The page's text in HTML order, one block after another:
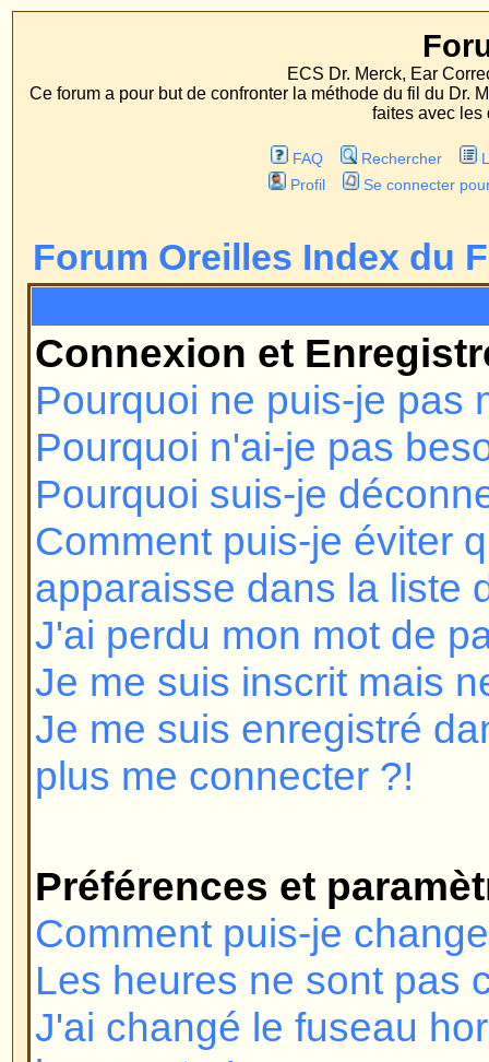
Forum
ECS Dr. Merck, Ear Correction System,
Ce forum a pour but de confronter la méthode du fil du Dr. Merck aux
faites avec les deux procédés
Liste des Membres
Forum Oreilles Index du Forum
Connexion et Enregistrement
Pourquoi n'ai-je pas besoin de
Pourquoi suis-je déconnecté
Comment puis-je éviter que
apparaisse dans la liste des
J'ai perdu mon mot de passe !
Je me suis inscrit mais ne peux
Je me suis enregistré dans le
plus me connecter ?!
Préférences et paramètres
Comment puis-je changer mes
Les heures ne sont pas
J'ai changé le fuseau horaire et
Ma langue n'est pas dans la liste
Comment puis-je montrer une
mon nom d'utilisateur ?
Comment puis-je changer mon
Lorsque je clique sur le lien e-
me demande de me connecter !